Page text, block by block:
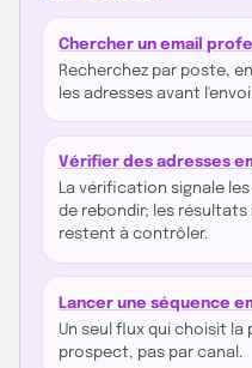
Chercher un email
Recherchez par poste,
les adresses avant
Vérifier des adresses
La vérification signale
de rebondir; les résultats
restent à contrôler.
Lancer une séquence
Un seul flux qui choisit
prospect, pas par canal.